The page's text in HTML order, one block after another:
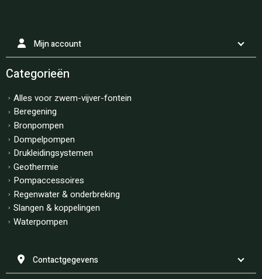
Mijn account
Categorieën
Alles voor zwem-vijver-fontein
Beregening
Bronpompen
Dompelpompen
Drukleidingsystemen
Geothermie
Pompaccessoires
Regenwater & onderbreking
Slangen & koppelingen
Waterpompen
Contactgegevens